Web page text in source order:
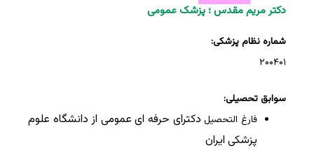
دکتر مریم مقدس ؛ پزشک عمومی
شماره نظام پزشکی:
۲۰۰۴۰۱
سوابق تحصیلی:
فارغ التحصیل دکترای حرفه ای عمومی از دانشگاه علوم
پزشکی ایران